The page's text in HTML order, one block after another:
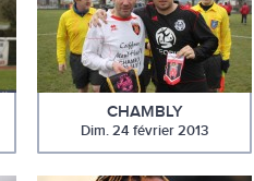
CHAMBLY
Dim. 24 février 2013